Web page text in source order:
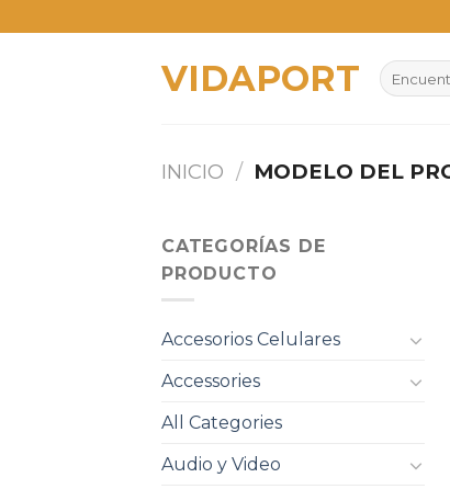
to
VIDAPORT
Buscar
por:
INICIO / MODELO DEL
CATEGORÍAS DE
PRODUCTO
Accesorios Celulares
Accessories
All Categories
Audio y Video